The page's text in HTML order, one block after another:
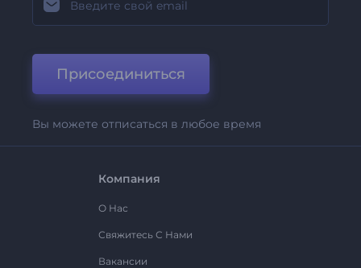
Присоединиться
Вы можете отписаться в любое время
Компания
О Нас
Свяжитесь С Нами
Вакансии